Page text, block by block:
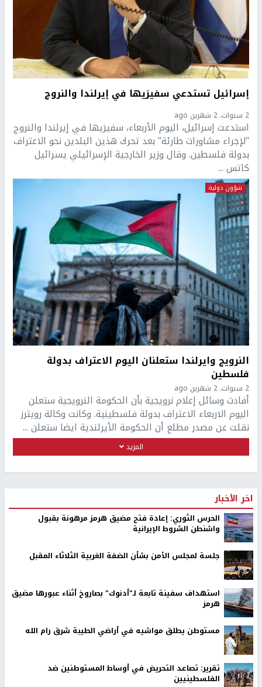
إسرائيل تستدعي سفيرَيها في إيرلندا والنروج
2 سنوات، 2 شهرين ago
استدعت إسرائيل، اليوم الأربعاء، سفيرَيها في إيرلندا والنروج
"لإجراء مشاورات طارئة" بعد تحرك هذين البلدين نحو الاعتراف
بدولة فلسطين. وقال وزير الخارجية الإسرائيلي يسرائيل
كاتس ...
شؤون دولية
النرويج وايرلندا ستعلنان اليوم الاعتراف بدولة
فلسطين
2 سنوات، 2 شهرين ago
أفادت وسائل إعلام نرويجية بأن الحكومة النرويجية ستعلن
اليوم الاربعاء الاعتراف بدولة فلسطينية. وكانت وكالة رويترز
نقلت عن مصدر مطلع أن الحكومة الأيرلندية ايضا ستعلن ...
المزيد
اخر الأخبار
الحرس الثوري: إعادة فتح مضيق هرمز مرهونة بقبول
واشنطن الشروط الإيرانية
جلسة لمجلس الأمن بشأن الضفة الغربية الثلاثاء المقبل
استهداف سفينة تابعة لـ"أدنوك" بصاروخ أثناء عبورها مضيق
هرمز
مستوطن يطلق مواشيه في أراضي الطيبة شرق رام الله
تقرير: تصاعد التحريض في أوساط المستوطنين ضد
الفلسطينيين